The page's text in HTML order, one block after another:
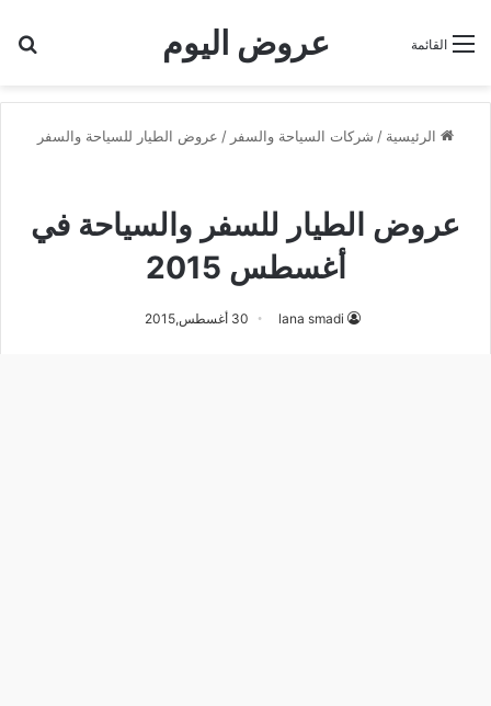
عروض اليوم القائمة
الرئيسية / شركات السياحة والسفر / عروض الطيار للسياحة والسفر
عروض الطيار للسفر والسياحة في
أغسطس 2015
lana smadi 30 أغسطس,2015